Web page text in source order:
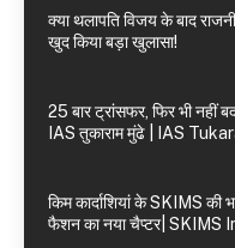
क्या थलापति विजय के बाद
खुद किया बड़ा खुलासा!
25 बार ट्रांसफर, फिर भी नहीं
IAS तुकाराम मुंढे | IAS
किम कार्दाशियां के SKIMS की
फैशन का नया चैप्टर| SKIMS